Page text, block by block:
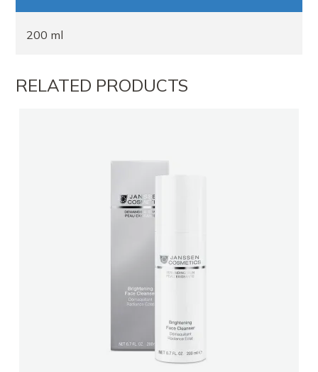
200 ml
RELATED PRODUCTS